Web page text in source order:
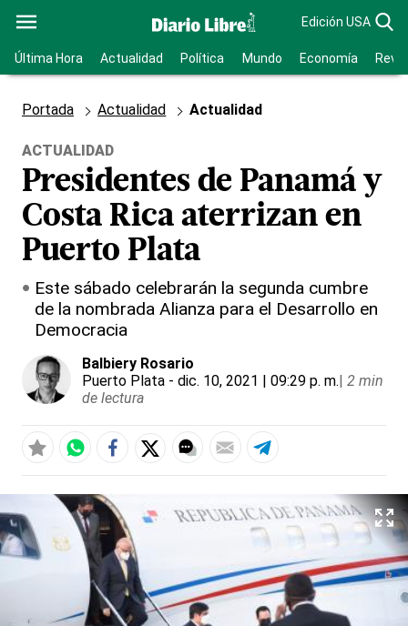
Edición USA
Última Hora Actualidad Política Mundo Economía
Portada Actualidad Actualidad
ACTUALIDAD
Presidentes de Panamá y
Costa Rica aterrizan en
Puerto Plata
Este sábado celebrarán la segunda cumbre
de la nombrada Alianza para el Desarrollo en
Democracia
Balbiery Rosario
Puerto Plata - dic. 10, 2021 | 09:29 p. m.| 2 min
de lectura